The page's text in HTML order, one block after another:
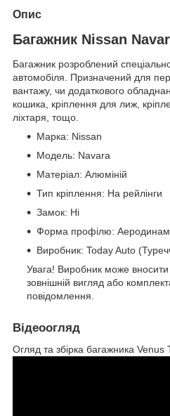
Опис
Багажник Nissan
Багажник розроблений
автомобіля. Призначений для
вантажу, чи додаткового
кошика, кріплення для лиж,
ліхтаря, тощо.
Марка: Nissan
Модель: Navara
Матеріал: Алюміній
Тип кріплення: На рейлінги
Замок: Ні
Форма профілю:
Виробник: Today Auto
Увага! Виробник може вносити
зовнішній вигляд або
повідомлення.
Відеоогляд
Огляд та збірка багажника Venus